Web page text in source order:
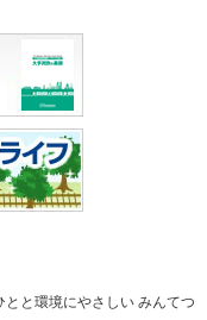
とと環境にやさしい みんてつ